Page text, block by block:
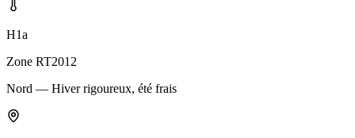
H1a
Zone RT2012
Nord — Hiver rigoureux, été frais